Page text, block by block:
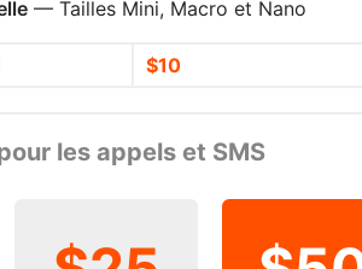
— Tailles Mini, Macro et Nano
$10
les appels et SMS